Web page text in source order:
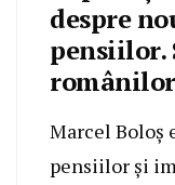
despre
pensiilor.
Marcel Boloș
pensiilor și